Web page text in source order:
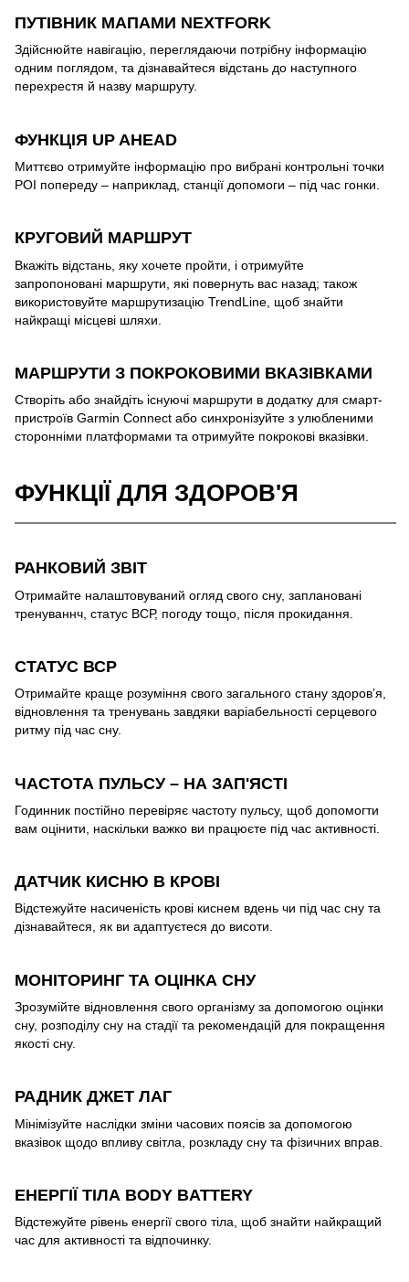
ПУТІВНИК МАПАМИ NEXTFORK
Здійснюйте навігацію, переглядаючи потрібну інформацію
одним поглядом, та дізнавайтеся відстань до наступного
перехрестя й назву маршруту.
ФУНКЦІЯ UP AHEAD
Миттєво отримуйте інформацію про вибрані контрольні точки
POI попереду – наприклад, станції допомоги – під час гонки.
КРУГОВИЙ МАРШРУТ
Вкажіть відстань, яку хочете пройти, і отримуйте
запропоновані маршрути, які повернуть вас назад; також
використовуйте маршрутизацію TrendLine, щоб знайти
найкращі місцеві шляхи.
МАРШРУТИ З ПОКРОКОВИМИ ВКАЗІВКАМИ
Створіть або знайдіть існуючі маршрути в додатку для смарт-
пристроїв Garmin Connect або синхронізуйте з улюбленими
сторонніми платформами та отримуйте покрокові вказівки.
ФУНКЦІЇ ДЛЯ ЗДОРОВ'Я
РАНКОВИЙ ЗВІТ
Отримайте налаштовуваний огляд свого сну, заплановані
тренуваннч, статус ВСР, погоду тощо, після прокидання.
СТАТУС ВСР
Отримайте краще розуміння свого загального стану здоров’я,
відновлення та тренувань завдяки варіабельності серцевого
ритму під час сну.
ЧАСТОТА ПУЛЬСУ – НА ЗАП'ЯСТІ
Годинник постійно перевіряє частоту пульсу, щоб допомогти
вам оцінити, наскільки важко ви працюєте під час активності.
ДАТЧИК КИСНЮ В КРОВІ
Відстежуйте насиченість крові киснем вдень чи під час сну та
дізнавайтеся, як ви адаптуєтеся до висоти.
МОНІТОРИНГ ТА ОЦІНКА СНУ
Зрозумійте відновлення свого організму за допомогою оцінки
сну, розподілу сну на стадії та рекомендацій для покращення
якості сну.
РАДНИК ДЖЕТ ЛАГ
Мінімізуйте наслідки зміни часових поясів за допомогою
вказівок щодо впливу світла, розкладу сну та фізичних вправ.
ЕНЕРГІЇ ТІЛА BODY BATTERY
Відстежуйте рівень енергії свого тіла, щоб знайти найкращий
час для активності та відпочинку.